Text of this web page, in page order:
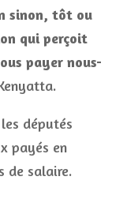
sinon, tôt ou
qui perçoit
payer nous-
députés
payés en
de salaire.